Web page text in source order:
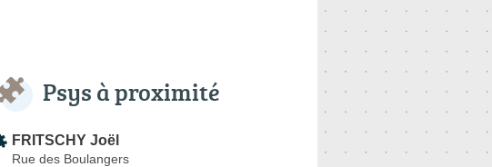
Psys à proximité
FRITSCHY Joël
Rue des Boulangers